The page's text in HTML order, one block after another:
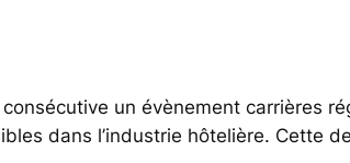
un évènement carrières
dans l’industrie hôtelière. Cette